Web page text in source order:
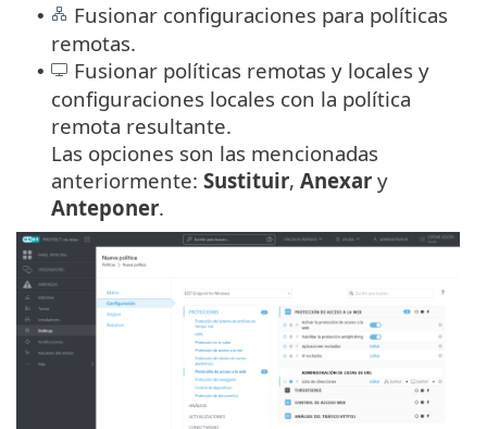
•
Fusionar configuraciones para políticas
remotas.
•
Fusionar políticas remotas y locales y
configuraciones locales con la política
remota resultante.
Las opciones son las mencionadas
anteriormente: Sustituir, Anexar y
Anteponer.